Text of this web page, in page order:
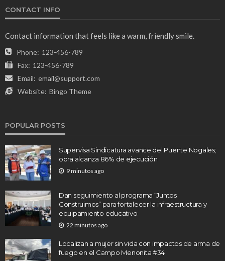
CONTACT INFO
Contact information that feels like a warm, friendly smile.
Phone: 123-456-789
Fax: 123-456-789
Email: email@support.com
Website: Bingo Theme
POPULAR POSTS
Supervisa Sindicatura avance del Puente Nogales;
obra alcanza 86% de ejecución
9 minutos ago
Dan seguimiento al programa “Juntos
Construimos” para fortalecer la infraestructura y
equipamiento educativo
22 minutos ago
Localizan a mujer sin vida con impactos de arma de
fuego en el Campo Menonita #34